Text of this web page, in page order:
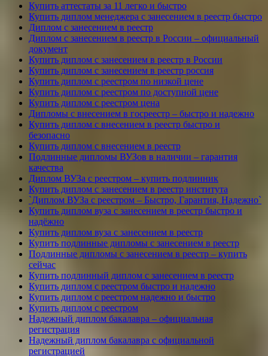
Купить аттестаты за 11 легко и быстро
Купить диплом менеджера с занесением в реестр быстро
Диплом с занесением в реестр
Диплом с занесением в реестр в России – официальный
документ
Купить диплом с занесением в реестр в России
Купить диплом с занесением в реестр россия
Купить диплом с реестром по низкой цене
Купить диплом с реестром по доступной цене
Купить диплом с реестром цена
Дипломы с внесением в госреестр – быстро и надежно
Купить диплом с внесением в реестр быстро и
безопасно
Купить диплом с внесением в реестр
Подлинные дипломы ВУЗов в наличии – гарантия
качества
Диплом ВУЗа с реестром – купить подлинник
Купить диплом с занесением в реестр института
`Диплом ВУЗа с реестром – Быстро, Гарантия, Надежно`
Купить диплом вуза с занесением в реестр быстро и
надёжно
Купить диплом вуза с занесением в реестр
Купить подлинные дипломы с занесением в реестр
Подлинные дипломы с занесением в реестр – купить
сейчас
Купить подлинный диплом с занесением в реестр
Купить диплом с реестром быстро и надежно
Купить диплом с реестром надежно и быстро
Купить диплом с реестром
Надежный диплом бакалавра – официальная
регистрация
Надежный диплом бакалавра с официальной
регистрацией